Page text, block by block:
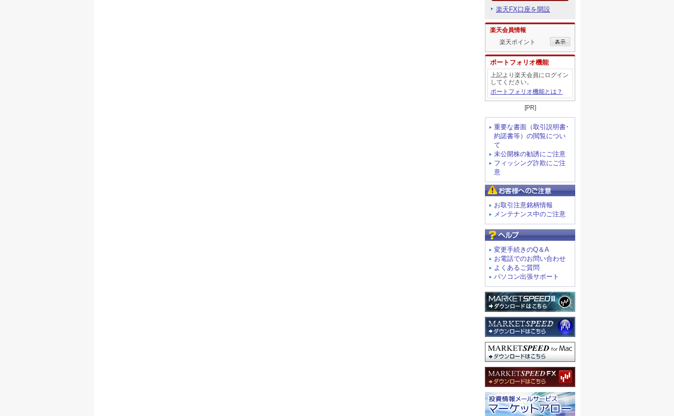
楽天FX口座を開設
楽天会員情報
楽天ポイント
ポートフォリオ機能
上記より楽天会員にログイン
してください。
ポートフォリオ機能とは？
[PR]
重要な書面（取引説明書･
約諾書等）の閲覧につい
て
未公開株の勧誘にご注意
フィッシング詐欺にご注
意
お取引注意銘柄情報
メンテナンス中のご注意
変更手続きのQ＆A
お電話でのお問い合わせ
よくあるご質問
パソコン出張サポート